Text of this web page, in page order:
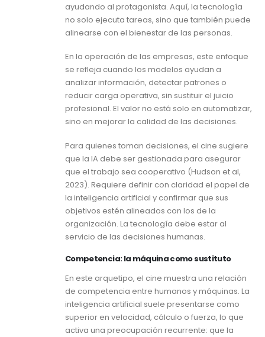
ayudando al protagonista. Aquí, la tecnología
no solo ejecuta tareas, sino que también puede
alinearse con el bienestar de las personas.
En la operación de las empresas, este enfoque
se refleja cuando los modelos ayudan a
analizar información, detectar patrones o
reducir carga operativa, sin sustituir el juicio
profesional. El valor no está solo en automatizar,
sino en mejorar la calidad de las decisiones.
Para quienes toman decisiones, el cine sugiere
que la IA debe ser gestionada para asegurar
que el trabajo sea cooperativo (Hudson et al,
2023). Requiere definir con claridad el papel de
la inteligencia artificial y confirmar que sus
objetivos estén alineados con los de la
organización. La tecnología debe estar al
servicio de las decisiones humanas.
Competencia: la máquina como sustituto
En este arquetipo, el cine muestra una relación
de competencia entre humanos y máquinas. La
inteligencia artificial suele presentarse como
superior en velocidad, cálculo o fuerza, lo que
activa una preocupación recurrente: que la